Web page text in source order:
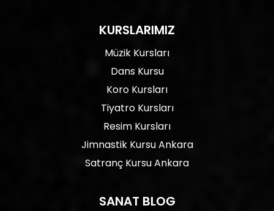
KURSLARIMIZ
Müzik Kursları
Dans Kursu
Koro Kursları
Tiyatro Kursları
Resim Kursları
Jimnastik Kursu Ankara
Satranç Kursu Ankara
SANAT BLOG